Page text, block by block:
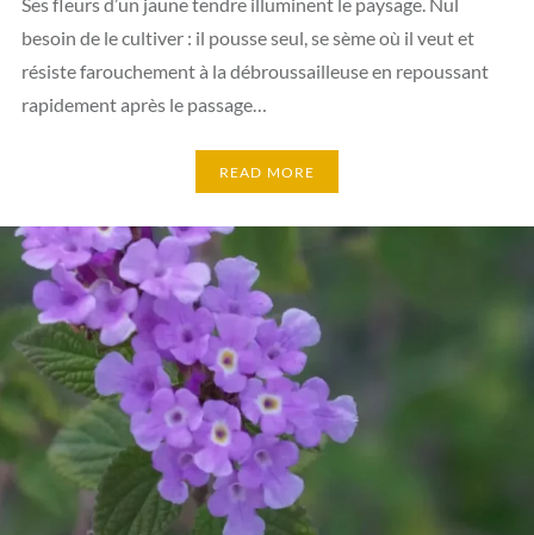
Ses fleurs d’un jaune tendre illuminent le paysage. Nul
besoin de le cultiver : il pousse seul, se sème où il veut et
résiste farouchement à la débroussailleuse en repoussant
rapidement après le passage…
READ MORE